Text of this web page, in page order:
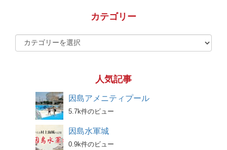
カテゴリー
人気記事
因島アメニティプール
5.7k件のビュー
因島水軍城
0.9k件のビュー